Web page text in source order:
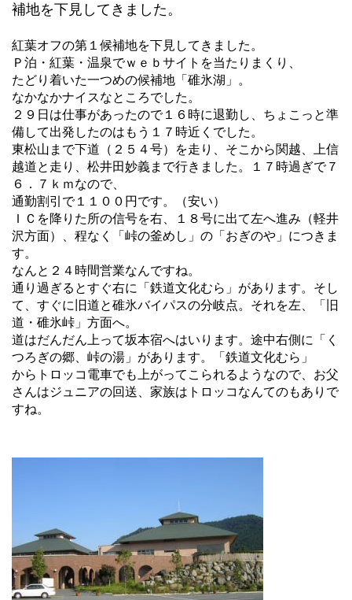
補地を下見してきました。
紅葉オフの第１候補地を下見してきました。
Ｐ泊・紅葉・温泉でｗｅｂサイトを当たりまくり、
たどり着いた一つめの候補地「碓氷湖」。
なかなかナイスなところでした。
２９日は仕事があったので１６時に退勤し、ちょこっと準
備して出発したのはもう１７時近くでした。
東松山まで下道（２５４号）を走り、そこから関越、上信
越道と走り、松井田妙義まで行きました。１７時過ぎで７
６．７ｋｍなので、
通勤割引で１１００円です。（安い）
ＩＣを降りた所の信号を右、１８号に出て左へ進み（軽井
沢方面）、程なく「峠の釜めし」の「おぎのや」につきま
す。
なんと２４時間営業なんですね。
通り過ぎるとすぐ右に「鉄道文化むら」があります。そし
て、すぐに旧道と碓氷バイパスの分岐点。それを左、「旧
道・碓氷峠」方面へ。
道はだんだん上って坂本宿へはいります。途中右側に「く
つろぎの郷、峠の湯」があります。「鉄道文化むら」
からトロッコ電車でも上がってこられるようなので、お父
さんはジュニアの回送、家族はトロッコなんてのもありで
すね。